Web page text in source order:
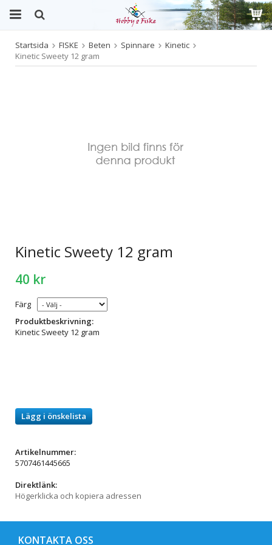
Produkten har blivit tillagd i varukorgen
Startsida FISKE Beten Spinnare
Kinetic
Kinetic Sweety 12 gram
Kinetic Sweety 12 gram
40 kr
Färg
Produktbeskrivning:
Kinetic Sweety 12 gram
Lägg i önskelista
Artikelnummer:
5707461445665
Direktlänk:
Högerklicka och kopiera adressen
KONTAKTA OSS